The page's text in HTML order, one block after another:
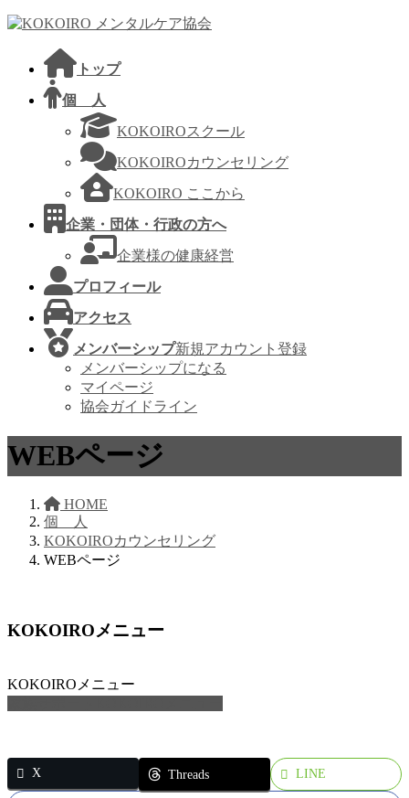
コ
ナ
トップ
個 人
KOKOIROスクール
KOKOIROカウンセリング
KOKOIRO ここから
企業・団体・行政の方へ
企業様の健康経営
プロフィール
アクセス
メンバーシップ新規アカウント登録
メンバーシップになる
マイページ
協会ガイドライン
WEBページ
HOME
個 人
KOKOIROカウンセリング
WEBページ
KOKOIROメニュー
KOKOIROメニュー
X Threads LINE